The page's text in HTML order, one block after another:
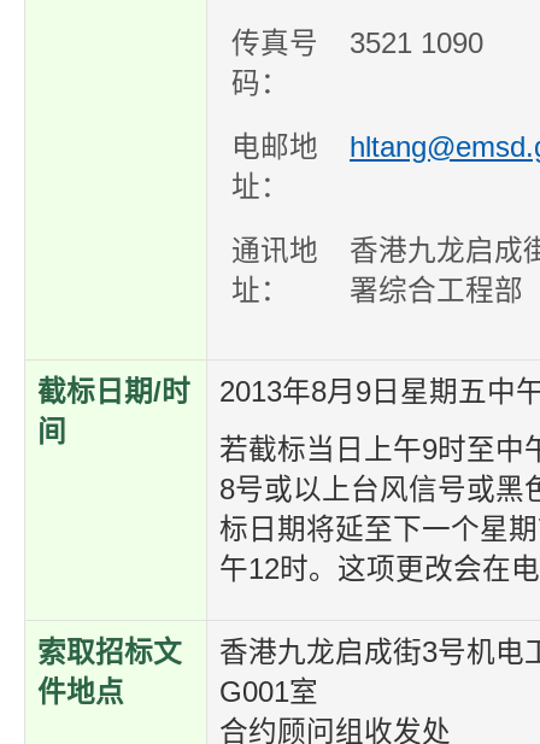
传真号
码：
3521 1090
电邮地
址：
通讯地
址：
香港九龙启成
署综合工程部
截标日期/时
间
2013年8月9日星期五中
若截标当日上午9时至中
8号或以上台风信号或黑
标日期将延至下一个星
午12时。这项更改会在
索取招标文
件地点
香港九龙启成街3号机电
G001室
合约顾问组收发处